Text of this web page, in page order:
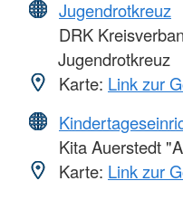
Jugendrotkreuz
DRK
Jugendrotkreuz
Karte: Link zur
Kita Auerstedt
Karte: Link zur